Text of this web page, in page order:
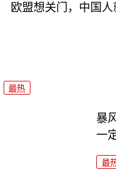
欧盟想关门，中国
最热
暴
一
最